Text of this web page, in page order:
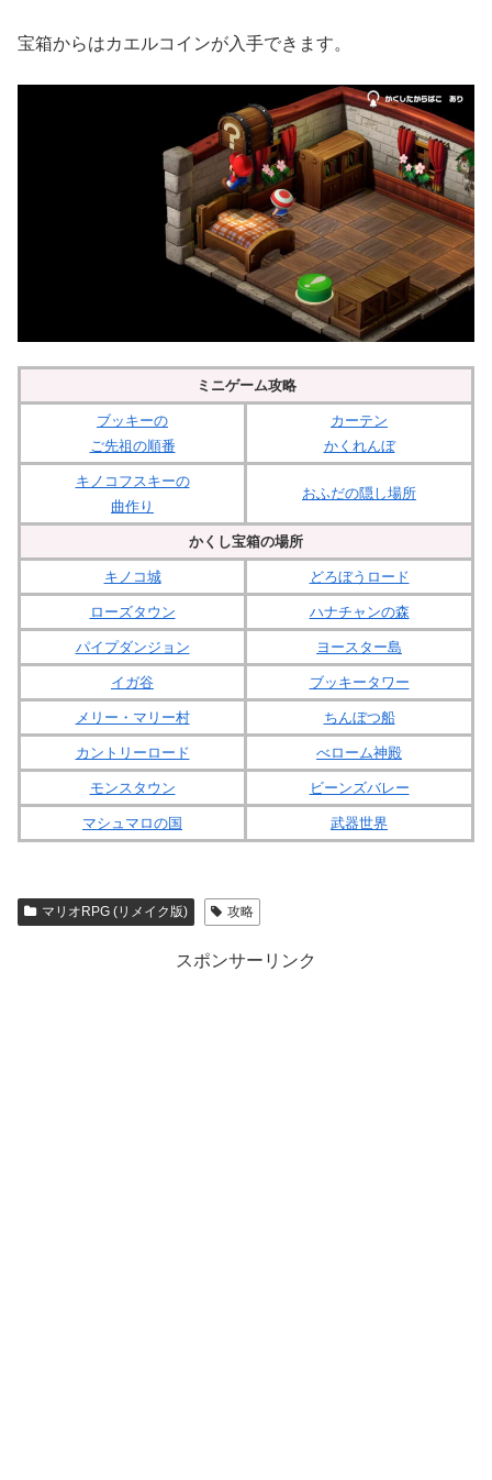
宝箱からはカエルコインが入手できます。
ミニゲーム攻略
ブッキーの
ご先祖の順番
カーテン
かくれんぼ
キノコフスキーの
曲作り
おふだの隠し場所
かくし宝箱の場所
キノコ城 どろぼうロード
ローズタウン ハナチャンの森
パイプダンジョン ヨースター島
イガ谷 ブッキータワー
メリー・マリー村 ちんぼつ船
カントリーロード べローム神殿
モンスタウン ビーンズバレー
マシュマロの国 武器世界
マリオRPG (リメイク版) 攻略
スポンサーリンク